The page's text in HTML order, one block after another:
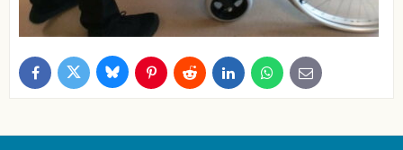
FacebookTwitter BlueskyPinterestReddit LinkedInWhatsApp
E-
mail